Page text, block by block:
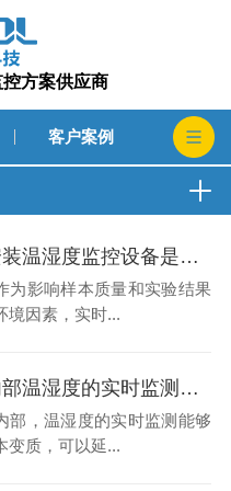
方案供应商
客户案例
所谓安装温湿度监控设备是为了保障样本安全和数据准确的秘密武器吗?26.7.14
为影响样本质量和实验结果
境因素，实时...
冰箱内部温湿度的实时监测是由温湿度采集器记录的吗?仓库内的温湿度呢?26.7.1
部，温湿度的实时监测能够
变质，可以延...